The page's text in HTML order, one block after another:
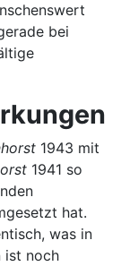
bei
1943 mit
1941 so
hat.
was in
ist noch